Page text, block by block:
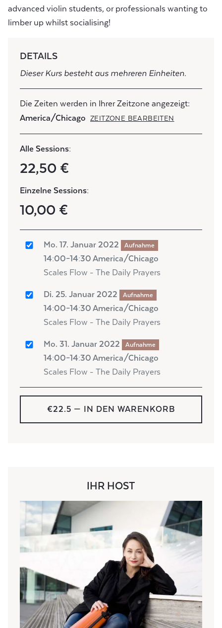
advanced violin students, or professionals wanting to
limber up whilst socialising!
DETAILS
Dieser Kurs besteht aus mehreren Einheiten.
Die Zeiten werden in Ihrer Zeitzone angezeigt:
America/Chicago
ZEITZONE BEARBEITEN
Alle Sessions:
22,50 €
Einzelne Sessions:
10,00 €
Mo. 17. Januar 2022 Aufnahme
14:00–14:30 America/Chicago
Scales Flow - The Daily Prayers
Di. 25. Januar 2022 Aufnahme
14:00–14:30 America/Chicago
Scales Flow - The Daily Prayers
Mo. 31. Januar 2022 Aufnahme
14:00–14:30 America/Chicago
Scales Flow - The Daily Prayers
€22.5 — IN DEN WARENKORB
IHR HOST